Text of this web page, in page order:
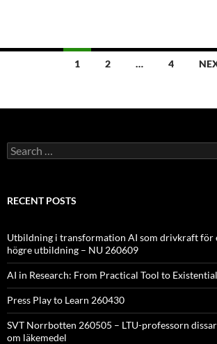
1 2 … 4
Search
for:
RECENT POSTS
Utbildning i transformation AI som drivkraft för
högre utbildning – NU 260609
AI in Research: From Practical Tool to
Press Play to Learn 260430
SVT Norrbotten 260505 – LTU-professorn
om läkemedel